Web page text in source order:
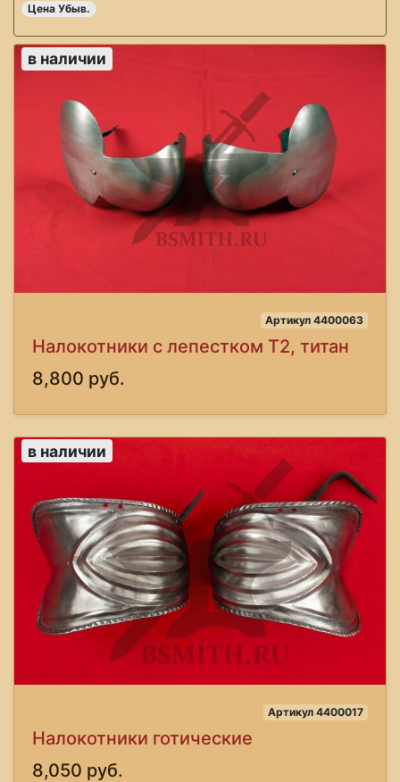
Цена Убыв.
в наличии
Артикул 4400063
Налокотники с лепестком Т2, титан
8,800 руб.
в наличии
Артикул 4400017
Налокотники готические
8,050 руб.